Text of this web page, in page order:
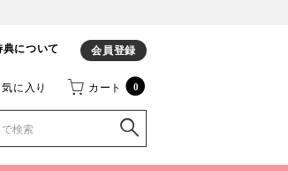
について 会員登録
気に入り カート 0